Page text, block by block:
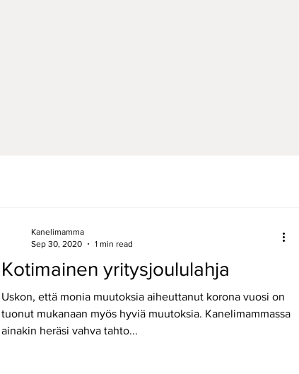
Kotimainen yritysjoululahja
Uskon, että monia muutoksia aiheuttanut korona vuosi on
tuonut mukanaan myös hyviä muutoksia. Kanelimammassa
ainakin heräsi vahva tahto...
Kanelimamma
Sep 30, 2020
1 min read